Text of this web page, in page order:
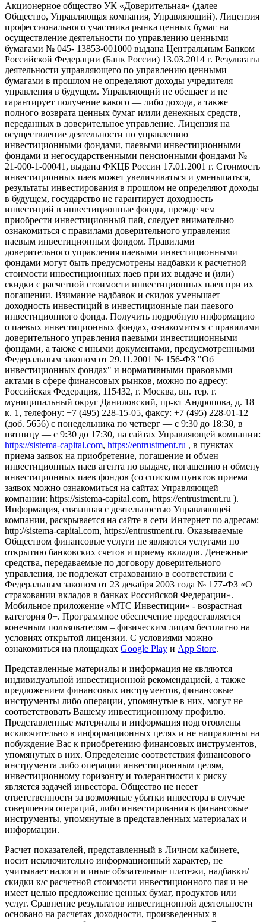
Акционерное общество УК «Доверительная» (далее –
Общество, Управляющая компания, Управляющий). Лицензия
профессионального участника рынка ценных бумаг на
осуществление деятельности по управлению ценными
бумагами № 045- 13853-001000 выдана Центральным Банком
Российской Федерации (Банк России) 13.03.2014 г. Результаты
деятельности управляющего по управлению ценными
бумагами в прошлом не определяют доходы учредителя
управления в будущем. Управляющий не обещает и не
гарантирует получение какого — либо дохода, а также
полного возврата ценных бумаг и/или денежных средств,
переданных в доверительное управление. Лицензия на
осуществление деятельности по управлению
инвестиционными фондами, паевыми инвестиционными
фондами и негосударственными пенсионными фондами №
21-000-1-00041, выдана ФКЦБ России 17.01.2001 г. Стоимость
инвестиционных паев может увеличиваться и уменьшаться,
результаты инвестирования в прошлом не определяют доходы
в будущем, государство не гарантирует доходность
инвестиций в инвестиционные фонды, прежде чем
приобрести инвестиционный пай, следует внимательно
ознакомиться с правилами доверительного управления
паевым инвестиционным фондом. Правилами
доверительного управления паевыми инвестиционными
фондами могут быть предусмотрены надбавки к расчетной
стоимости инвестиционных паев при их выдаче и (или)
скидки с расчетной стоимости инвестиционных паев при их
погашении. Взимание надбавок и скидок уменьшает
доходность инвестиций в инвестиционные паи паевого
инвестиционного фонда. Получить подробную информацию
о паевых инвестиционных фондах, ознакомиться с правилами
доверительного управления паевыми инвестиционными
фондами, а также с иными документами, предусмотренными
Федеральным законом от 29.11.2001 № 156-ФЗ "Об
инвестиционных фондах" и нормативными правовыми
актами в сфере финансовых рынков, можно по адресу:
Российская Федерация, 115432, г. Москва, вн. тер. г.
муниципальный округ Даниловский, пр-кт Андропова, д. 18
к. 1, телефону: +7 (495) 228-15-05, факсу: +7 (495) 228-01-12
(доб. 5656) с понедельника по четверг — c 9:30 до 18:30, в
пятницу — с 9:30 до 17:30, на сайтах Управляющей компании:
https://sistema-capital.com, https://entrustment.ru , в пунктах
приема заявок на приобретение, погашение и обмен
инвестиционных паев агента по выдаче, погашению и обмену
инвестиционных паев фондов (со списком пунктов приема
заявок можно ознакомиться на сайтах Управляющей
компании: https://sistema-capital.com, https://entrustment.ru ).
Информация, связанная с деятельностью Управляющей
компании, раскрывается на сайте в сети Интернет по адресам:
http://sistema-capital.com, https://entrustment.ru. Оказываемые
Обществом финансовые услуги не являются услугами по
открытию банковских счетов и приему вкладов. Денежные
средства, передаваемые по договору доверительного
управления, не подлежат страхованию в соответствии с
Федеральным законом от 23 декабря 2003 года № 177-ФЗ «О
страховании вкладов в банках Российской Федерации».
Мобильное приложение «МТС Инвестиции» - возрастная
категория 0+. Программное обеспечение предоставляется
конечным пользователям – физическим лицам бесплатно на
условиях открытой лицензии. С условиями можно
ознакомиться на площадках Google Play и App Store.
Представленные материалы и информация не являются
индивидуальной инвестиционной рекомендацией, а также
предложением финансовых инструментов, финансовые
инструменты либо операции, упомянутые в них, могут не
соответствовать Вашему инвестиционному профилю.
Представленные материалы и информация подготовлены
исключительно в информационных целях и не направлены на
побуждение Вас к приобретению финансовых инструментов,
упомянутых в них. Определение соответствия финансового
инструмента либо операции инвестиционным целям,
инвестиционному горизонту и толерантности к риску
является задачей инвестора. Общество не несет
ответственности за возможные убытки инвестора в случае
совершения операций, либо инвестирования в финансовые
инструменты, упомянутые в представленных материалах и
информации.
Расчет показателей, представленный в Личном кабинете,
носит исключительно информационный характер, не
учитывает налоги и иные обязательные платежи, надбавки/
скидки к/с расчетной стоимости инвестиционного пая и не
имеет целью предложение ценных бумаг, продуктов или
услуг. Сравнение результатов инвестиционной деятельности
основано на расчетах доходности, произведенных в